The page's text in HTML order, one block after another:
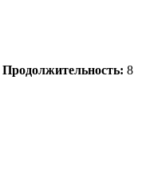
Продолжительность: 8